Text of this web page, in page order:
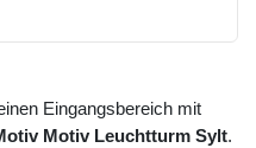
Eingangsbereich mit
Motiv Leuchtturm Sylt.